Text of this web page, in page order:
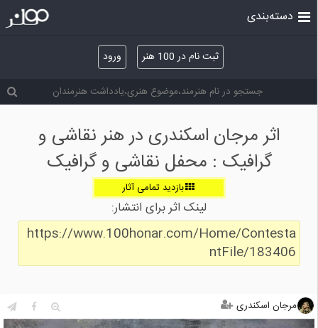
ثبت نام در 100 هنر ورود
دسته‌بندی
اثر مرجان اسکندری در هنر نقاشی و
گرافیک : محفل نقاشی و گرافیک
بازدید تمامی آثار
لینک اثر برای انتشار:
https://www.100honar.com/Home/Contesta
ntFile/183406
مرجان اسکندری